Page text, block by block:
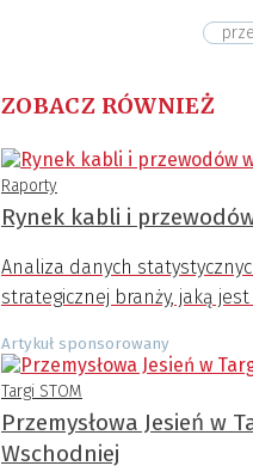
ZOBACZ RÓWNIEŻ
Raporty
Rynek kabli i
Analiza danych
strategicznej branży, jaką
Artykuł sponsorowany
Targi STOM
Przemysłowa Jesień w
Wschodniej